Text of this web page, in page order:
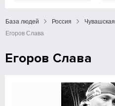
База людей Россия Чувашская
Егоров Слава
Егоров Слава